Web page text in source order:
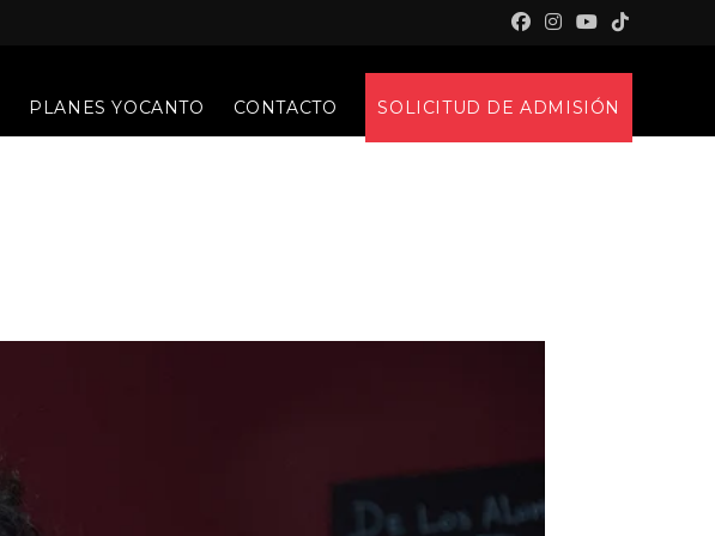
PLANES YOCANTO CONTACTO SOLICITUD DE ADMISIÓN